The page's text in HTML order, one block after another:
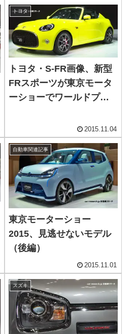
トヨタ
トヨタ・S-FR画像、新型
FRスポーツが東京モータ
ーショーでワールドプレ
2015.11.04
自動車関連記事
東京モーターショー
2015、見逃せないモデル
（後編）
2015.11.01
スズキ